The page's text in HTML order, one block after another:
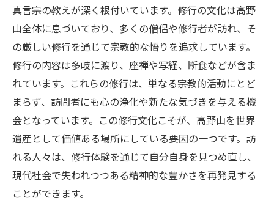
真言宗の教えが深く根付いています。修行の文化は高野
山全体に息づいており、多くの僧侶や修行者が訪れ、そ
の厳しい修行を通じて宗教的な悟りを追求しています。
修行の内容は多岐に渡り、座禅や写経、断食などが含ま
れています。これらの修行は、単なる宗教的活動にとど
まらず、訪問者にも心の浄化や新たな気づきを与える機
会となっています。この修行文化こそが、高野山を世界
遺産として価値ある場所にしている要因の一つです。訪
れる人々は、修行体験を通じて自分自身を見つめ直し、
現代社会で失われつつある精神的な豊かさを再発見する
ことができます。